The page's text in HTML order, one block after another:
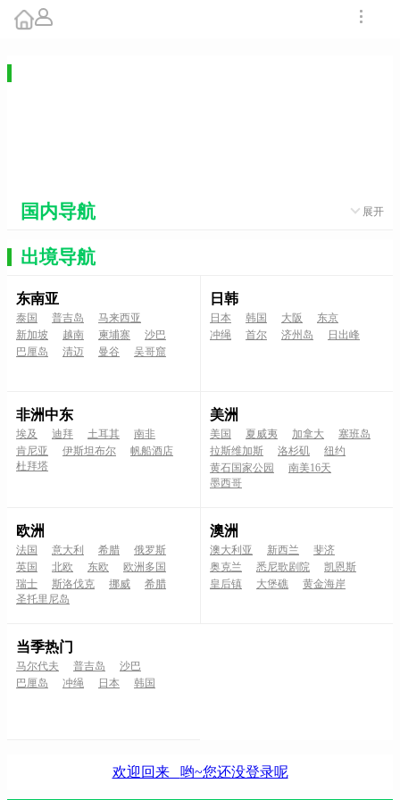
国内导航 展开
出境导航
东南亚
泰国 普吉岛
马来西亚
新加坡
越南 柬埔寨
沙巴
巴厘岛
清迈 曼谷 吴哥窟
日韩
日本 韩国 大阪
东京
冲绳
首尔 济州岛 日出峰
非洲中东
埃及 迪拜 土耳其
南非
肯尼亚
伊斯坦布尔
帆船酒店
杜拜塔
美洲
美国 夏威夷 加拿大
塞班岛
拉斯维加斯
洛杉矶
纽约
黄石国家公园
南美16天
墨西哥
欧洲
法国 意大利 希腊
俄罗斯
英国
北欧 东欧
欧洲多国
瑞士
斯洛伐克 挪威
希腊
圣托里尼岛
澳洲
澳大利亚 新西兰
斐济
奥克兰
悉尼歌剧院
凯恩斯
皇后镇
大堡礁 黄金海岸
当季热门
马尔代夫 普吉岛
沙巴
巴厘岛
冲绳 日本 韩国
欢迎回来 哟~您还没登录呢